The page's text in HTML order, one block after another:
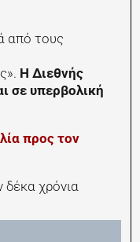
από τους
Η Διεθνής
σε υπερβολική
προς τον
δέκα χρόνια